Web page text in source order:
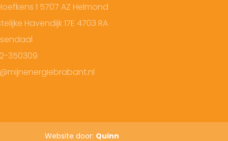
1 5707 AZ Helmond
Havendijk 17E 4703 RA
350309
Website door: Quinn